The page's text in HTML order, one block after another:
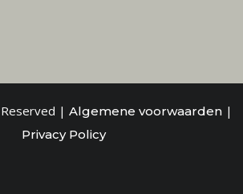
| Algemene voorwaarden |
Privacy Policy